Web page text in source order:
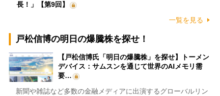
長！」【第9回】
一覧を見る
戸松信博の明日の爆騰株を探せ！
【戸松信博氏「明日の爆騰株」を探せ】トーメン
デバイス：サムスンを通じて世界のAIメモリ需
要…
新聞や雑誌など多数の金融メディアに出演するグローバルリン